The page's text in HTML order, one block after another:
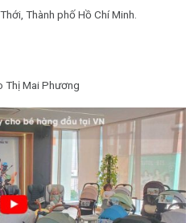
Thành phố Hồ Chí Minh.
Thị Mai Phương